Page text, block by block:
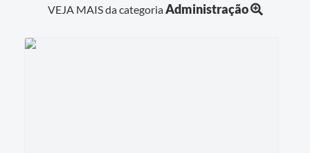
VEJA MAIS da categoriaAdministração